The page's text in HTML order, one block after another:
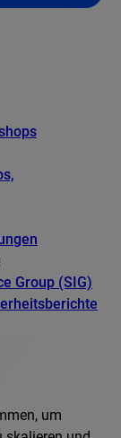
Group (SIG)
um